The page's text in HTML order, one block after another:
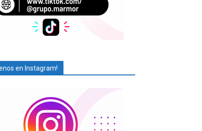
en Instagram!